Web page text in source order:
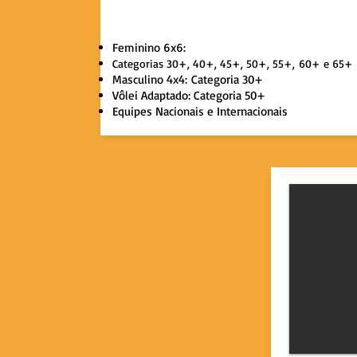
Feminino 6x6:
Categorias 30+, 40+, 45+, 50+, 55+, 60+ e 65+
Masculino 4x4: Categoria 30+
Vôlei Adaptado: Categoria 50+
Equipes Nacionais e Internacionais​​